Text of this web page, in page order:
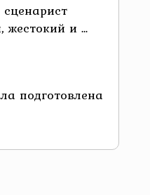
и ...
подготовлена